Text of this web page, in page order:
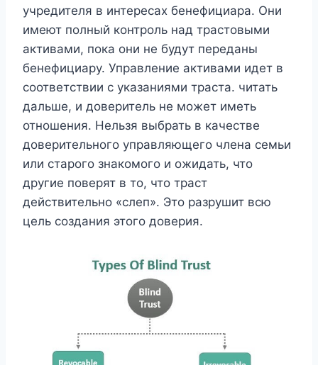
учредителя в интересах бенефициара. Они
имеют полный контроль над трастовыми
активами, пока они не будут переданы
бенефициару. Управление активами идет в
соответствии с указаниями траста. читать
дальше, и доверитель не может иметь
отношения. Нельзя выбрать в качестве
доверительного управляющего члена семьи
или старого знакомого и ожидать, что
другие поверят в то, что траст
действительно «слеп». Это разрушит всю
цель создания этого доверия.